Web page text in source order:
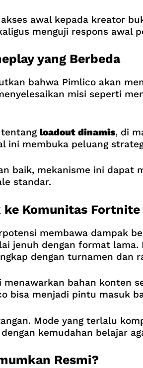
awal kepada kreator
menguji respons awal
yang Berbeda
bahwa Pimlico akan
misi seperti
loadout dinamis, di
ini membuka peluang
baik, mekanisme ini dapat
standar.
ke Komunitas Fortnite
membawa dampak
jenuh dengan format
dengan turnamen dan
menawarkan bahan konten
bisa menjadi pintu masuk
Mode yang terlalu
kemudahan belajar
Resmi?